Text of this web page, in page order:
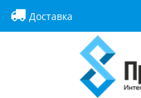
Доставка